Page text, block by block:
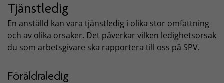
Tjänstledig
En anställd kan vara tjänstledig i olika stor omfattning
och av olika orsaker. Det påverkar vilken ledighetsorsak
du som arbetsgivare ska rapportera till oss på SPV.
Föräldraledig